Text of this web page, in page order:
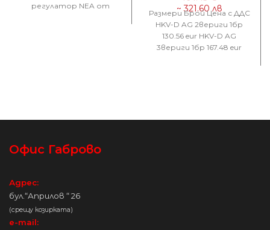
регулатор NEA от
Размери Брой Цена с ДДС
HKV-D AG 2вериги 1бр
130.56 eur HKV-D AG
3вериги 1бр 167.48 eur
Офис Габрово
Адрес:
бул.“Априлов “ 26
(срещу козирката)
e-mail: